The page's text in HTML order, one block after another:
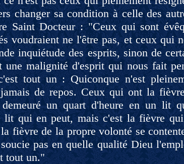
changer sa condition à celle des
Saint Docteur : "Ceux qui sont
voudraient ne l'être pas, et ceux qui
inquiétude des esprits, sinon de
malignité d'esprit qui nous fait
tout un : Quiconque n'est
de repos. Ceux qui ont la
un quart d'heure en un lit
lit qui en peut, mais c'est la fièvre
fièvre de la propre volonté se
pas en quelle qualité Dieu
tout un."